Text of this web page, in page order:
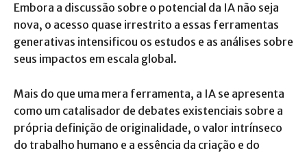
Embora a discussão sobre o potencial da IA não seja
nova, o acesso quase irrestrito a essas ferramentas
generativas intensificou os estudos e as análises sobre
seus impactos em escala global.
Mais do que uma mera ferramenta, a IA se apresenta
como um catalisador de debates existenciais sobre a
própria definição de originalidade, o valor intrínseco
do trabalho humano e a essência da criação e do